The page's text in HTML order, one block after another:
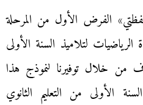
الفرض الأول من المرحلة
الرياضيات لتلاميذ السنة الأولى
02)، ونهدف من خلال توفيرنا لنموذج هذا
الأولى من التعليم الثانوي